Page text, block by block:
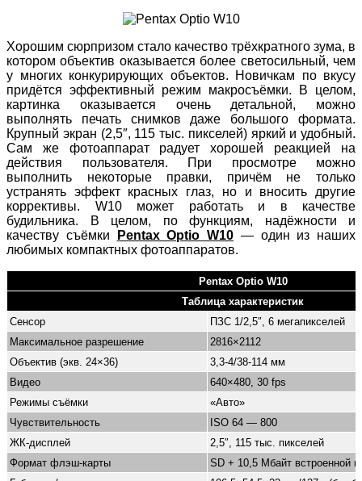
Хорошим сюрпризом стало качество трёхкратного зума, в
котором объектив оказывается более светосильный, чем
у многих конкурирующих объектов. Новичкам по вкусу
придётся эффективный режим макросъёмки. В целом,
картинка оказывается очень детальной, можно
выполнять печать снимков даже большого формата.
Крупный экран (2,5″, 115 тыс. пикселей) яркий и удобный.
Сам же фотоаппарат радует хорошей реакцией на
действия пользователя. При просмотре можно
выполнить некоторые правки, причём не только
устранять эффект красных глаз, но и вносить другие
коррективы. W10 может работать и в качестве
будильника. В целом, по функциям, надёжности и
качеству съёмки
Pentax Optio W10 — один из наших
любимых компактных фотоаппаратов.
Pentax Optio W10
Таблица характеристик
Сенсор
ПЗС 1/2,5″, 6 мегапикселей
Максимальное разрешение
2816×2112
Объектив (экв. 24×36)
3,3-4/38-114 мм
Видео
640×480, 30 fps
Режимы съёмки
«Авто»
Чувствительность
ISO 64 — 800
ЖК-дисплей
2,5″, 115 тыс. пикселей
Формат флэш-карты
SD + 10,5 Мбайт встроенной